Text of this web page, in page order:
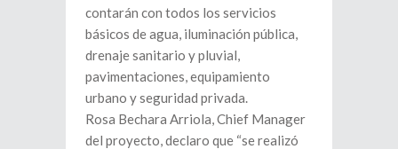
contarán con todos los servicios
básicos de agua, iluminación pública,
drenaje sanitario y pluvial,
pavimentaciones, equipamiento
urbano y seguridad privada.
Rosa Bechara Arriola, Chief Manager
del proyecto, declaro que “se realizó